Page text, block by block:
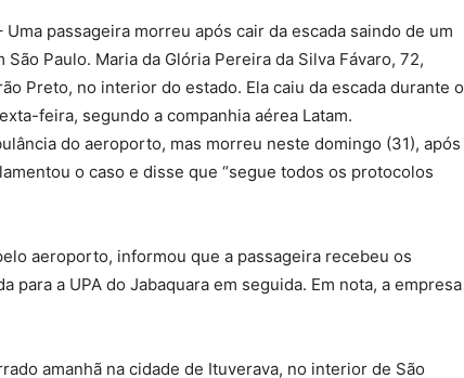
Uma passageira morreu após cair da escada saindo de um
Paulo. Maria da Glória Pereira da Silva Fávaro, 72,
Preto, no interior do estado. Ela caiu da escada durante o
feira, segundo a companhia aérea Latam.
do aeroporto, mas morreu neste domingo (31), após
o caso e disse que “segue todos os protocolos
aeroporto, informou que a passageira recebeu os
para a UPA do Jabaquara em seguida. Em nota, a empresa
amanhã na cidade de Ituverava, no interior de São